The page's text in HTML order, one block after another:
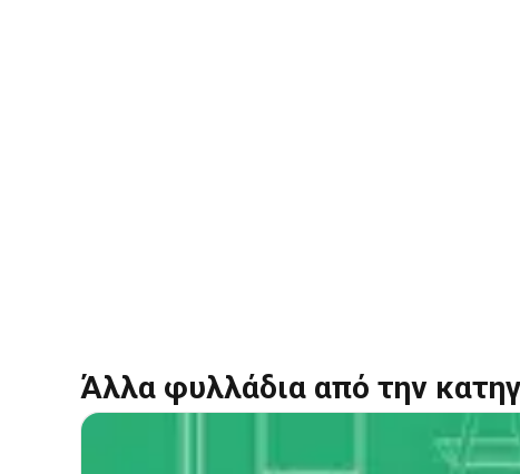
Άλλα φυλλάδια από την